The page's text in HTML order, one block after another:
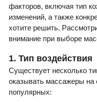
факторов, включая тип
изменений, а также
хотите решить.
внимание при выборе
1. Тип воздействия
Существует несколько
оказывать массажеры на
популярных: